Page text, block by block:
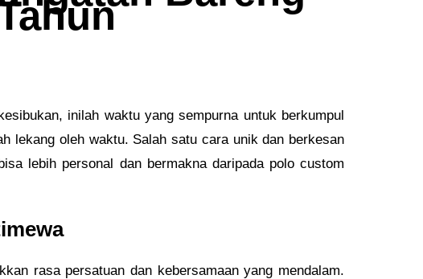
inilah waktu yang sempurna untuk berkumpul
lekang oleh waktu. Salah satu cara unik dan berkesan
lebih personal dan bermakna daripada polo custom
rasa persatuan dan kebersamaan yang mendalam.